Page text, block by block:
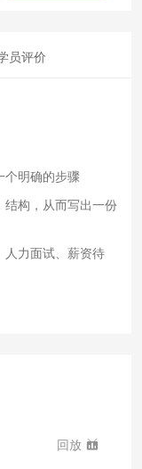
员评价
个明确的步骤
构，从而写出一份
人力面试、薪资待
回放